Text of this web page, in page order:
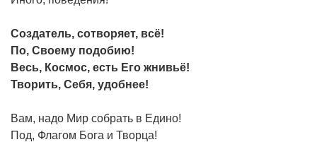
Создатель, сотворяет, всё!
По, Своему подобию!
Весь, Космос, есть Его жнивьё!
Творить, Себя, удобнее!
Вам, надо Мир собрать в Едино!
Под, Флагом Бога и Творца!